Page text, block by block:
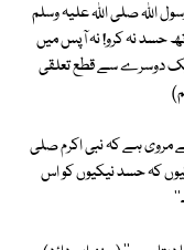
اللہ صلی اللہ علیہ وسلم
حسد نہ کرو! نہ آپس میں
دوسرے سے قطع تعلقی
مروی ہے کہ نبی اکرم صلی
کہ حسد نیکیوں کو اس